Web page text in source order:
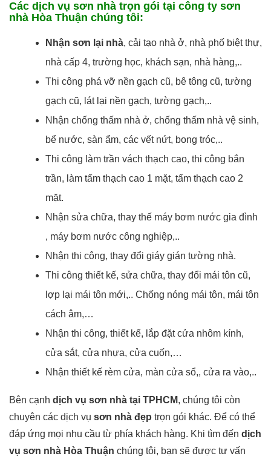
Các dịch vụ sơn nhà trọn gói tại công ty sơn
nhà Hòa Thuận chúng tôi:
Nhận sơn lại nhà, cải tạo nhà ở, nhà phố biệt thự,
nhà cấp 4, trường học, khách sạn, nhà hàng,..
Thi công phá vỡ nền gạch cũ, bê tông cũ, tường
gạch cũ, lát lại nền gạch, tường gạch,..
Nhận chống thấm nhà ở, chống thấm nhà vệ sinh,
bể nước, sàn ẩm, các vết nứt, bong tróc,..
Thi công làm trần vách thạch cao, thi công bắn
trần, làm tấm thạch cao 1 mặt, tấm thạch cao 2
mặt.
Nhận sửa chữa, thay thế máy bơm nước gia đình
, máy bơm nước công nghiệp,..
Nhận thi công, thay đổi giáy gián tường nhà.
Thi công thiết kế, sửa chữa, thay đổi mái tôn cũ,
lợp lại mái tôn mới,.. Chống nóng mái tôn, mái tôn
cách âm,…
Nhận thi công, thiết kế, lắp đặt cửa nhôm kính,
cửa sắt, cửa nhựa, cửa cuốn,…
Nhận thiết kế rèm cửa, màn cửa sổ,, cửa ra vào,..
Bên cạnh dịch vụ sơn nhà tại TPHCM, chúng tôi còn
chuyên các dịch vụ sơn nhà đẹp trọn gói khác. Để có thể
đáp ứng mọi nhu cầu từ phía khách hàng. Khi tìm đến dịch
vụ sơn nhà Hòa Thuận chúng tôi, bạn sẽ được tư vấn